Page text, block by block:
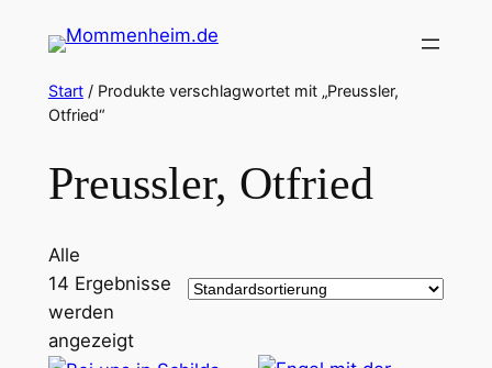
Inhalt
springen
Start/ Produkte verschlagwortet mit „Preussler,
Otfried“
Preussler, Otfried
Alle
14 Ergebnisse
werden
angezeigt